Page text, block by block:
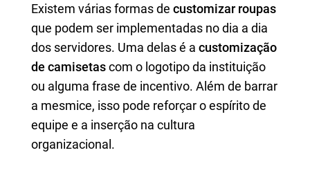
Existem várias formas de customizar roupas
que podem ser implementadas no dia a dia
dos servidores. Uma delas é a customização
de camisetascom o logotipo da instituição
ou alguma frase de incentivo. Além de barrar
a mesmice, isso pode reforçar o espírito de
equipe e a inserção na cultura
organizacional.